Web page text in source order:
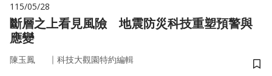
115/05/28
斷層之上看見風險 地震防災科技重塑預警與
應變
陳玉鳳 ｜ 科技大觀園特約編輯
儲